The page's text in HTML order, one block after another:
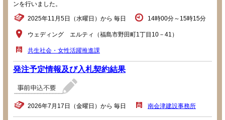
ンを行いました。
2025年11月5日（水曜日）から 毎日 14時00分～15時15分
ウェディング エルティ（福島市野田町1丁目10－41）
共生社会・女性活躍推進課
発注予定情報及び入札契約結果
2026年7月17日（金曜日）から 毎日 南会津建設事務所